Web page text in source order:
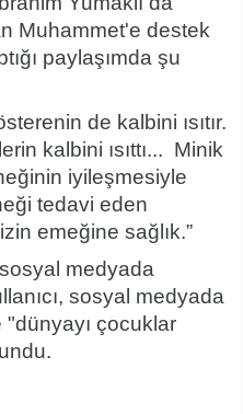
Muhammet'e destek
paylaşımda şu
de kalbini ısıtır.
kalbini ısıttı... Minik
iyileşmesiyle
tedavi eden
emeğine sağlık.”
medyada
sosyal medyada
"dünyayı çocuklar